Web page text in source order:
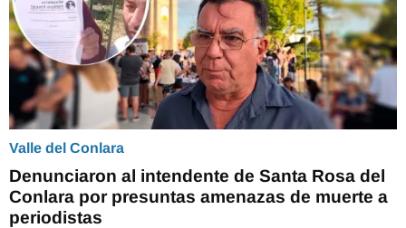
Valle del Conlara
Denunciaron al intendente de Santa Rosa del
Conlara por presuntas amenazas de muerte a
periodistas